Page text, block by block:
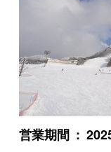
営業期間